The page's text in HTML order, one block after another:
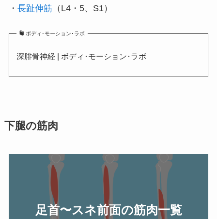
・ 長趾伸筋（L4・5、S1）
ボディ･モーション･ラボ
深腓骨神経 | ボディ･モーション･ラボ
下腿の筋肉
足首〜スネ前面の筋肉一覧